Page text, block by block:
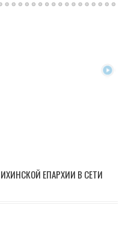
ЕПАРХИИ В СЕТИ